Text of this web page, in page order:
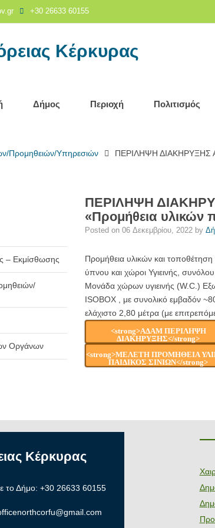
+30 26633 60155
Κέρκυρας
Δήμος Περιοχή Πολιτισμός
Προμηθειών/Υπηρεσιών ΠΕΡΙΛΗΨΗ ΔΙΑΚΗΡΥΞΗΣ
ΠΕΡΙΛΗΨΗ
«Προμήθεια υλικών
Posted on 06 Δεκεμβρίου, 2022 by
Προμήθεια υλικών και
ύπνου και χώροι Υγιεινής,
Μονάδα χώρων υγιεινής (W.C.)
ISOBOX , με συνολικό εμβαδόν
ελάχιστο 2,80 μέτρα (με
<strong>ΑΔΑΜ ΠΕΡΙΛΗΨΗ
ΔΙΑΚΗΡΥΞΗΣ</strong>
<strong>ΜΕΛΕΤΗ ΠΡΟΜΗΘΕΙΑ
ΠΑΙΔΙΚΟΣ ΣΙΝΙΩΝ</strong>
– Εκμίσθωσης
Οργάνων
Κέρκυρας
το Δήμο: +30 26633 60155